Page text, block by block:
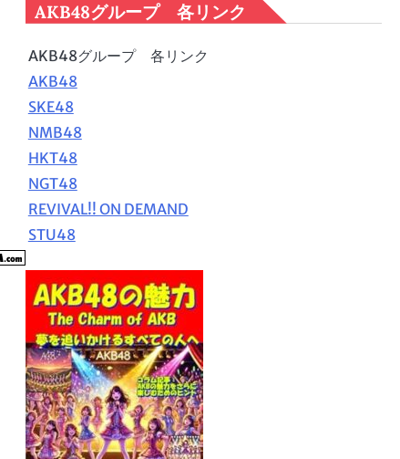
AKB48グループ 各リンク
AKB48グループ 各リンク
AKB48
SKE48
NMB48
HKT48
NGT48
REVIVAL!! ON DEMAND
STU48